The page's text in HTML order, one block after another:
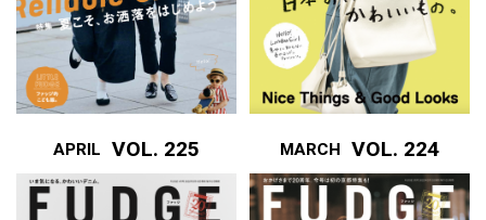
APRIL VOL. 225 MARCH VOL. 224